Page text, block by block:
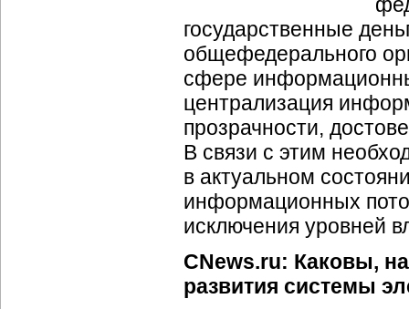
государственные
общефедерального
сфере
централизация
прозрачности,
В связи с этим
в актуальном
информационных
исключения уровней
CNews.ru: Каковы,
развития системы